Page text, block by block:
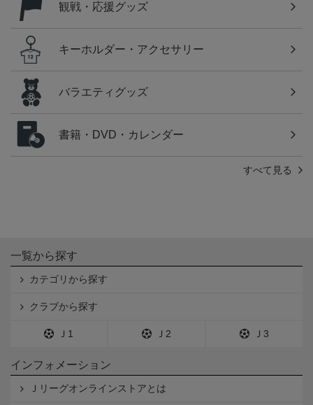
観戦・応援グッズ
キーホルダー・アクセサリー
バラエティグッズ
書籍・DVD・カレンダー
すべて見る
一覧から探す
カテゴリから探す
クラブから探す
Ｊ1 Ｊ2 Ｊ3
インフォメーション
Ｊリーグオンラインストアとは